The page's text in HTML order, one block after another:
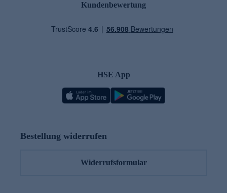
Kundenbewertung
HSE App
Bestellung widerrufen
Widerrufsformular